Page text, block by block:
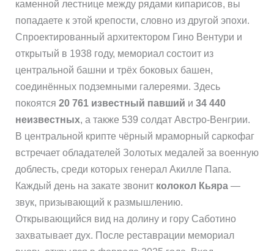
каменной лестнице между рядами кипарисов, вы
попадаете к этой крепости, словно из другой эпохи.
Спроектированный архитектором Гино Вентури и
открытый в 1938 году, мемориал состоит из
центральной башни и трёх боковых башен,
соединённых подземными галереями. Здесь
покоятся 20 761 известный павший и 34 440
неизвестных, а также 539 солдат Австро-Венгрии.
В центральной крипте чёрный мраморный саркофаг
встречает обладателей Золотых медалей за военную
доблесть, среди которых генерал Акилле Папа.
Каждый день на закате звонит колокол Кьяра—
звук, призывающий к размышлению.
Открывающийся вид на долину и гору Саботино
захватывает дух. После реставрации мемориал